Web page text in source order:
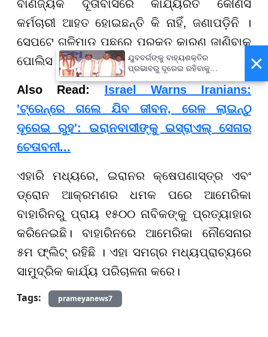
ବାଣିଜ୍ୟିକ ଦୂତାବାସରେ କାର୍ଯ୍ୟରତ କୌଣସି
କର୍ମଚାରୀ ଆହତ ହୋଇଛନ୍ତି କି ନାହିଁ, ଜଣାପଡ଼ିନି ।
ସେପଟେ ଗୁଳିମାଡ଼ ପଛରେ ପ୍ରକୃତ କାରଣ ଜାଣିବାକୁ
ପୋଲିସ ଛାନଭିନ୍ କରୁଛି ।
Also Read: Israel Warns Iranians:
'ଟ୍ରେନ୍ରେ ଗଲେ ଯିବ ଜୀବନ, ରେଳ ଲାଇନ୍ଠୁ
ଦୂରେଇ ରୁହ': ଇରାନବାସୀଙ୍କୁ ଇସ୍ରାଏଲ୍ ସେନାର
ଚେତାବନୀ...
ଏହାରି ମଧ୍ୟରେ, ଇରାନର କ୍ଷେପଣାସ୍ତ୍ର ଏବଂ
ଡ୍ରୋନ ଆକ୍ରମଣର ଧମକ ପରେ ଆମେରିକା
ବାହାରିନରୁ ପ୍ରାୟ ୧୫୦୦ ନାବିକଙ୍କୁ ପ୍ରତ୍ୟାହାର
କରିନେଇଛି। ବାହାରିନରେ ଆମେରିକା ନୌସେନାର
୫ମ ଫ୍ଲିଟ୍ ରହିଛି । ଏହା ସମଗ୍ର ମଧ୍ୟପ୍ରାଚ୍ୟରେ
ସାମୁଦ୍ରିକ କାର୍ଯ୍ୟ ପରିଚାଳନା କରେ।
Tags:
prameyanews7
×
ଯୁବବର୍ଗଙ୍କୁ ବାହ୍ୟଶକ୍ତିର
ପ୍ରଭାବରୁ ଦୂରେଇ ରହିବାକୁ
ଆହ୍ୱାନ, ରାଜ୍ୟବ୍ୟାପୀ ‘ଘରେ
ଘରେ ତ୍ରିରଙ୍ଗା’ ଅଭିଯାନ